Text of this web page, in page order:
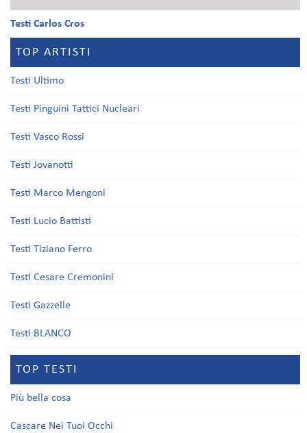
Testi Carlos Cros
TOP ARTISTI
Testi Ultimo
Testi Pinguini Tattici Nucleari
Testi Vasco Rossi
Testi Jovanotti
Testi Marco Mengoni
Testi Lucio Battisti
Testi Tiziano Ferro
Testi Cesare Cremonini
Testi Gazzelle
Testi BLANCO
TOP TESTI
Più bella cosa
Cascare Nei Tuoi Occhi